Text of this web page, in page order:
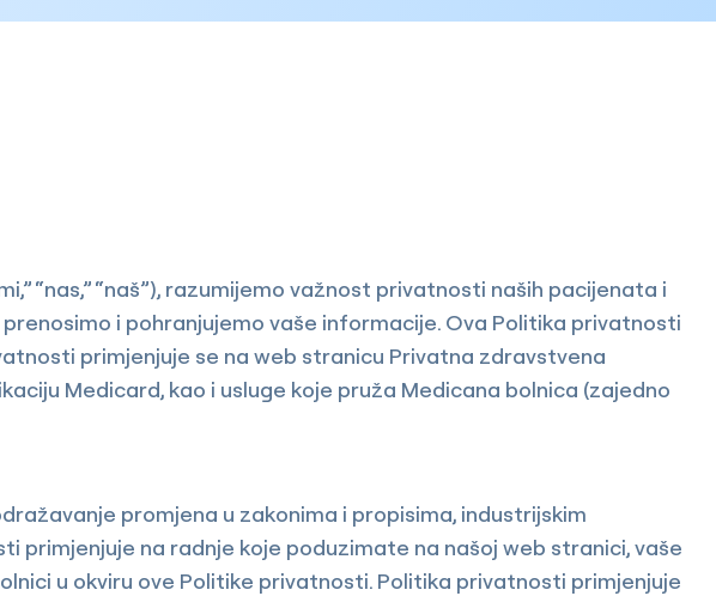
“nas,” “naš”), razumijemo važnost privatnosti naših pacijenata i
i pohranjujemo vaše informacije. Ova Politika privatnosti
primjenjuje se na web stranicu Privatna zdravstvena
Medicard, kao i usluge koje pruža Medicana bolnica (zajedno
promjena u zakonima i propisima, industrijskim
primjenjuje na radnje koje poduzimate na našoj web stranici, vaše
u okviru ove Politike privatnosti. Politika privatnosti primjenjuje